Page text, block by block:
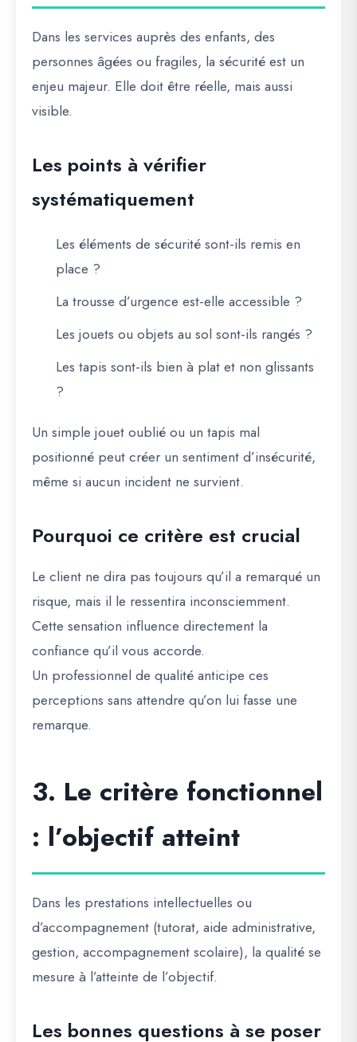
Dans les services auprès des enfants, des
personnes âgées ou fragiles, la sécurité est un
enjeu majeur. Elle doit être réelle, mais aussi
visible.
Les points à vérifier
systématiquement
Les éléments de sécurité sont-ils remis en
place ?
La trousse d’urgence est-elle accessible ?
Les jouets ou objets au sol sont-ils rangés ?
Les tapis sont-ils bien à plat et non glissants
?
Un simple jouet oublié ou un tapis mal
positionné peut créer un sentiment d’insécurité,
même si aucun incident ne survient.
Pourquoi ce critère est crucial
Le client ne dira pas toujours qu’il a remarqué un
risque, mais il le ressentira inconsciemment.
Cette sensation influence directement la
confiance qu’il vous accorde.
Un professionnel de qualité anticipe ces
perceptions sans attendre qu’on lui fasse une
remarque.
3. Le critère fonctionnel
: l’objectif atteint
Dans les prestations intellectuelles ou
d’accompagnement (tutorat, aide administrative,
gestion, accompagnement scolaire), la qualité se
mesure à l’atteinte de l’objectif.
Les bonnes questions à se poser